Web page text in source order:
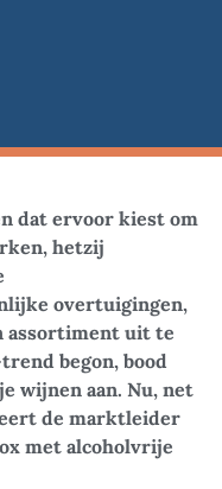
dat ervoor kiest om
hetzij
overtuigingen,
assortiment uit te
begon, bood
wijnen aan. Nu, net
de marktleider
met alcoholvrije